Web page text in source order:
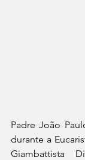
Padre João
durante a
Giambattista